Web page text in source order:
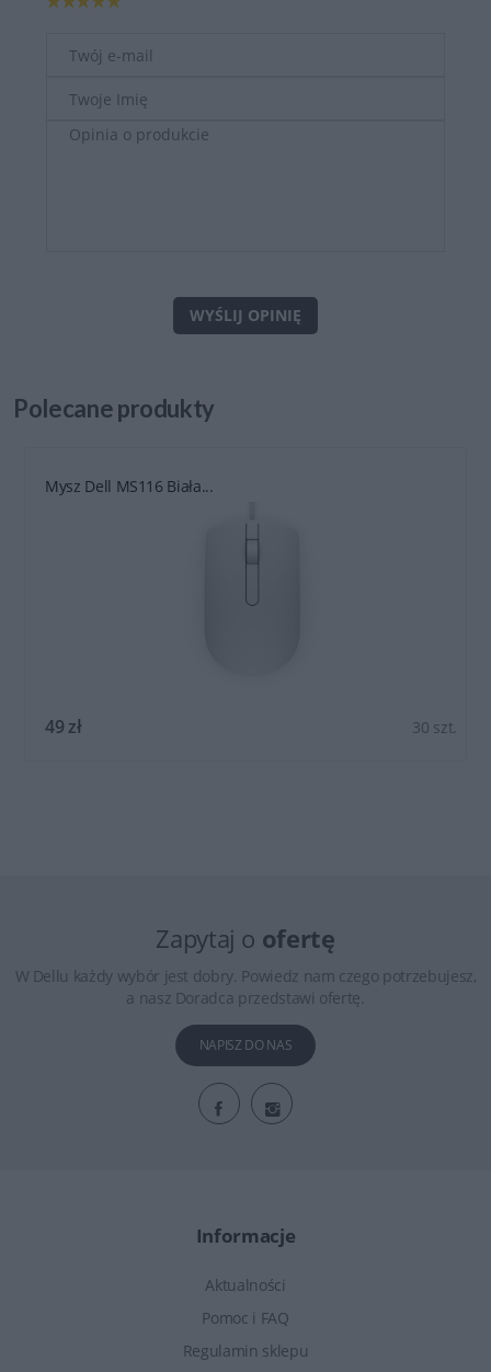
WYŚLIJ OPINIĘ
Polecaneprodukty
Mysz Dell MS116 Biała...
49 zł 30 szt.
Zapytaj o ofertę
W Dellu każdy wybór jest dobry. Powiedz nam czego potrzebujesz,
a nasz Doradca przedstawi ofertę.
NAPISZ DO NAS
Informacje
Aktualności
Pomoc i FAQ
Regulamin sklepu